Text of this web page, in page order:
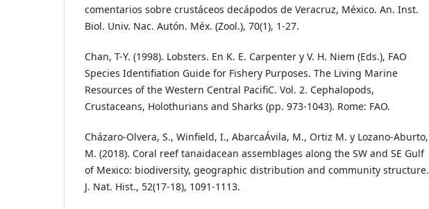
comentarios sobre crustáceos decápodos de Veracruz, México. An. Inst.
Biol. Univ. Nac. Autón. Méx. (Zool.), 70(1), 1-27.
Chan, T-Y. (1998). Lobsters. En K. E. Carpenter y V. H. Niem (Eds.), FAO
Species Identifiation Guide for Fishery Purposes. The Living Marine
Resources of the Western Central PacifiC. Vol. 2. Cephalopods,
Crustaceans, Holothurians and Sharks (pp. 973-1043). Rome: FAO.
Cházaro-Olvera, S., Winfield, I., AbarcaÁvila, M., Ortiz M. y Lozano-Aburto,
M. (2018). Coral reef tanaidacean assemblages along the SW and SE Gulf
of Mexico: biodiversity, geographic distribution and community structure.
J. Nat. Hist., 52(17-18), 1091-1113.